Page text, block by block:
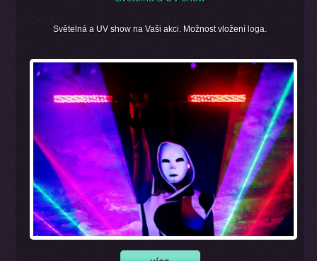
Světelná a UV show na Vaši akci. Možnost vložení loga.